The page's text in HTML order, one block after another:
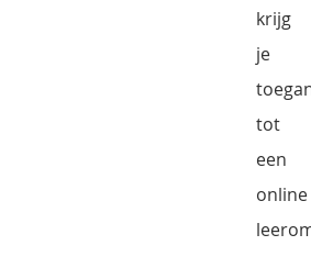
krijg
je
tot
een
online